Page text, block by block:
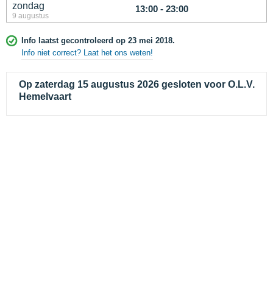
zondag
9 augustus
13:00 - 23:00
Info laatst gecontroleerd op 23 mei 2018.
Info niet correct? Laat het ons weten!
Op zaterdag 15 augustus 2026 gesloten voor O.L.V.
Hemelvaart